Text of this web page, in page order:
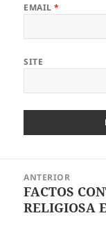
EMAIL*
SITE
artigos
ANTERIOR
Artigo
anterior:
FACTOS
RELIGIOSA